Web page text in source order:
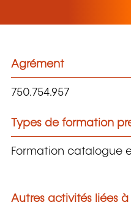
Agrément
750.754.957
Types de formation
Formation catalogue
Autres activités liées